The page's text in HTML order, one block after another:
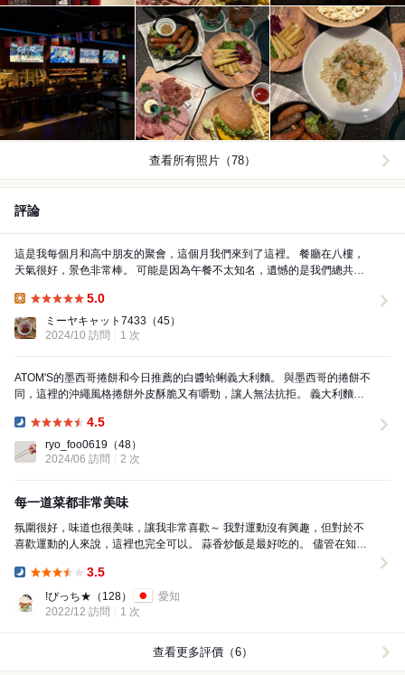
查看所有照片（78）
評論
這是我每個月和高中朋友的聚會，這個月我們來到了這裡。 餐廳在八樓，
天氣很好，景色非常棒。 可能是因為午餐不太知名，遺憾的是我們總共只
5.0
ミーヤキャット7433 （45）
2024/10 訪問
1 次
ATOM'S的墨西哥捲餅和今日推薦的白醬蛤蜊義大利麵。 與墨西哥的捲餅不
同，這裡的沖繩風格捲餅外皮酥脆又有嚼勁，讓人無法抗拒。 義大利麵的
4.5
ryo_foo0619 （48）
2024/06 訪問
2 次
每一道菜都非常美味
氛圍很好，味道也很美味，讓我非常喜歡～ 我對運動沒有興趣，但對於不
喜歡運動的人來說，這裡也完全可以。 蒜香炒飯是最好吃的。 儘管在知
3.5
!ぴっち★ （128）
愛知
2022/12 訪問
1 次
查看更多評價（6）